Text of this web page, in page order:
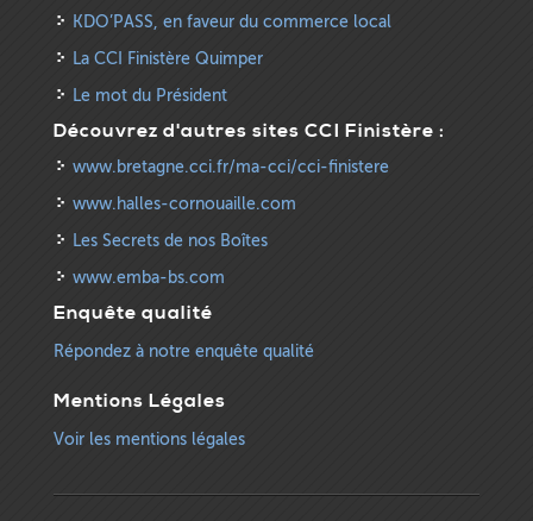
KDO’PASS, en faveur du commerce local
La CCI Finistère Quimper
Le mot du Président
Découvrez d'autres sites CCI Finistère :
www.bretagne.cci.fr/ma-cci/cci-finistere
www.halles-cornouaille.com
Les Secrets de nos Boîtes
www.emba-bs.com
Enquête qualité
Répondez à notre enquête qualité
Mentions Légales
Voir les mentions légales